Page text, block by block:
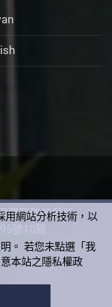
際策略發展所
號10館
用網站分析技術，以
。 若您未點選「我
本站之隱私權政